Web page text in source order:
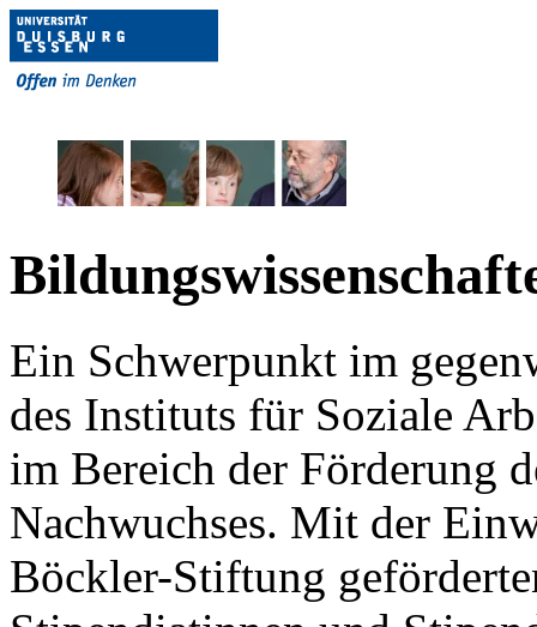
Ein Schwerpunkt im
des Instituts für Soziale
im Bereich der Förderung
Nachwuchses. Mit der
Böckler-Stiftung